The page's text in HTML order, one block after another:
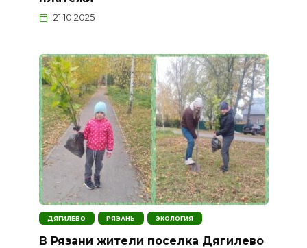
21.10.2025
ДЯГИЛЕВО РЯЗАНЬ ЭКОЛОГИЯ
В Рязани жители поселка Дягилево